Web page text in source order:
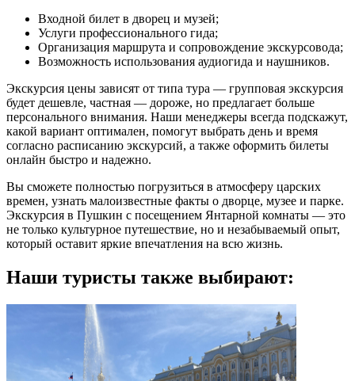
Входной билет в дворец и музей;
Услуги профессионального гида;
Организация маршрута и сопровождение экскурсовода;
Возможность использования аудиогида и наушников.
Экскурсия цены зависят от типа тура — групповая экскурсия
будет дешевле, частная — дороже, но предлагает больше
персонального внимания. Наши менеджеры всегда подскажут,
какой вариант оптимален, помогут выбрать день и время
согласно расписанию экскурсий, а также оформить билеты
онлайн быстро и надежно.
Вы сможете полностью погрузиться в атмосферу царских
времен, узнать малоизвестные факты о дворце, музее и парке.
Экскурсия в Пушкин с посещением Янтарной комнаты — это
не только культурное путешествие, но и незабываемый опыт,
который оставит яркие впечатления на всю жизнь.
Наши туристы также выбирают: